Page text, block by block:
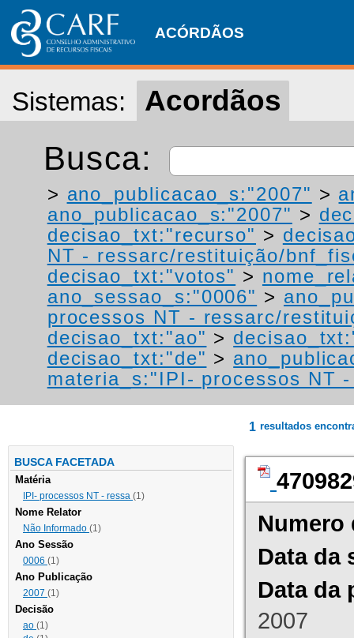
ACÓRDÃOS
Sistemas: Acordãos
Busca:
> ano_publicacao_s:"2007" >
ano_publicacao_s:"2007" >
decisao_txt:"recurso" >
NT - ressarc/restituição/
decisao_txt:"votos" >
ano_sessao_s:"0006" >
processos NT - ressarc/
decisao_txt:"ao" >
decisao_txt:"de" >
materia_s:"IPI- processos NT
BUSCA FACETADA
Matéria
IPI- processos NT - ressa (1)
Nome Relator
Não Informado (1)
Ano Sessão
0006 (1)
Ano Publicação
2007 (1)
Decisão
ao (1)
1 resultados
Numero
Data da
Data da
2007